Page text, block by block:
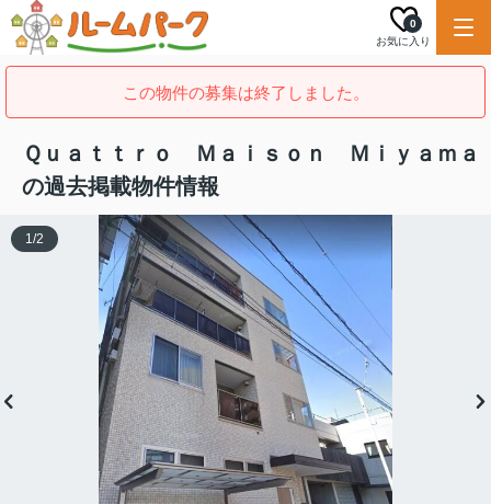
お気に入り
0
この物件の募集は終了しました。
Ｑｕａｔｔｒｏ Ｍａｉｓｏｎ Ｍｉｙａｍａ
の過去掲載物件情報
1/2